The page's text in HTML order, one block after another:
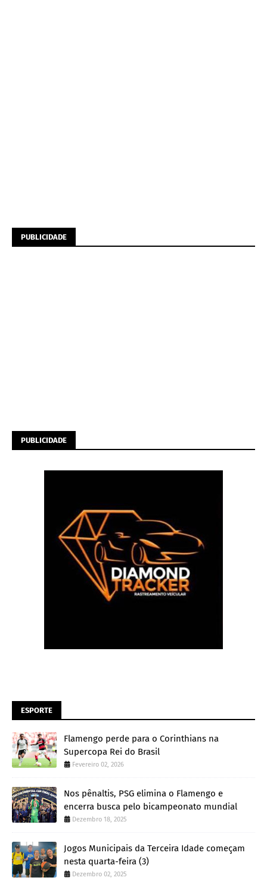
PUBLICIDADE
PUBLICIDADE
ESPORTE
Flamengo perde para o Corinthians na
Supercopa Rei do Brasil
Fevereiro 02, 2026
Nos pênaltis, PSG elimina o Flamengo e
encerra busca pelo bicampeonato mundial
Dezembro 18, 2025
Jogos Municipais da Terceira Idade começam
nesta quarta-feira (3)
Dezembro 02, 2025